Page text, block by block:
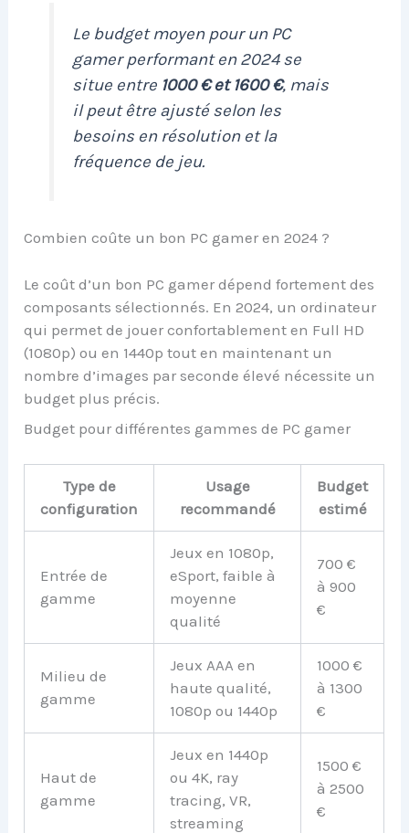
Le budget moyen pour un PC
gamer performant en 2024 se
situe entre 1000 € et 1600 €, mais
il peut être ajusté selon les
besoins en résolution et la
fréquence de jeu.
Combien coûte un bon PC gamer en 2024 ?
Le coût d’un bon PC gamer dépend fortement des
composants sélectionnés. En 2024, un ordinateur
qui permet de jouer confortablement en Full HD
(1080p) ou en 1440p tout en maintenant un
nombre d’images par seconde élevé nécessite un
budget plus précis.
Budget pour différentes gammes de PC gamer
Type de
configuration
Usage
recommandé
Budget
estimé
Entrée de
gamme
Jeux en 1080p,
eSport, faible à
moyenne
qualité
700 €
à 900
€
Milieu de
gamme
Jeux AAA en
haute qualité,
1080p ou 1440p
1000 €
à 1300
€
Haut de
gamme
Jeux en 1440p
ou 4K, ray
tracing, VR,
streaming
1500 €
à 2500
€